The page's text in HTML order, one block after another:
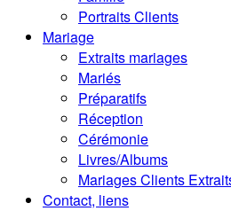
Portraits Clients
Mariage
Extraits mariages
Mariés
Préparatifs
Réception
Cérémonie
Livres/Albums
Mariages Clients
Contact, liens